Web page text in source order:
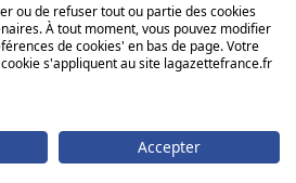
ou de refuser tout ou partie des cookies
À tout moment, vous pouvez modifier
de cookies' en bas de page. Votre
s'appliquent au site lagazettefrance.fr
Accepter